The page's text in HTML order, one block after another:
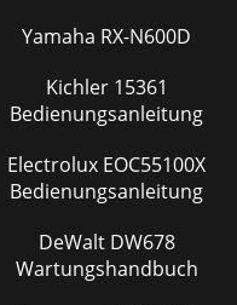
Yamaha RX-N600D
Kichler 15361
Bedienungsanleitung
Electrolux EOC55100X
Bedienungsanleitung
DeWalt DW678
Wartungshandbuch